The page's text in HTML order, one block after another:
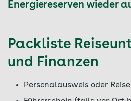
Energiereserven wieder
Packliste
und Finanzen
Personalausweis oder